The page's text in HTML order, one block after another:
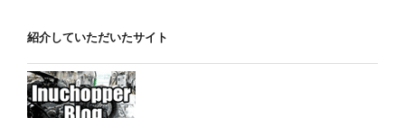
紹介していただいたサイト